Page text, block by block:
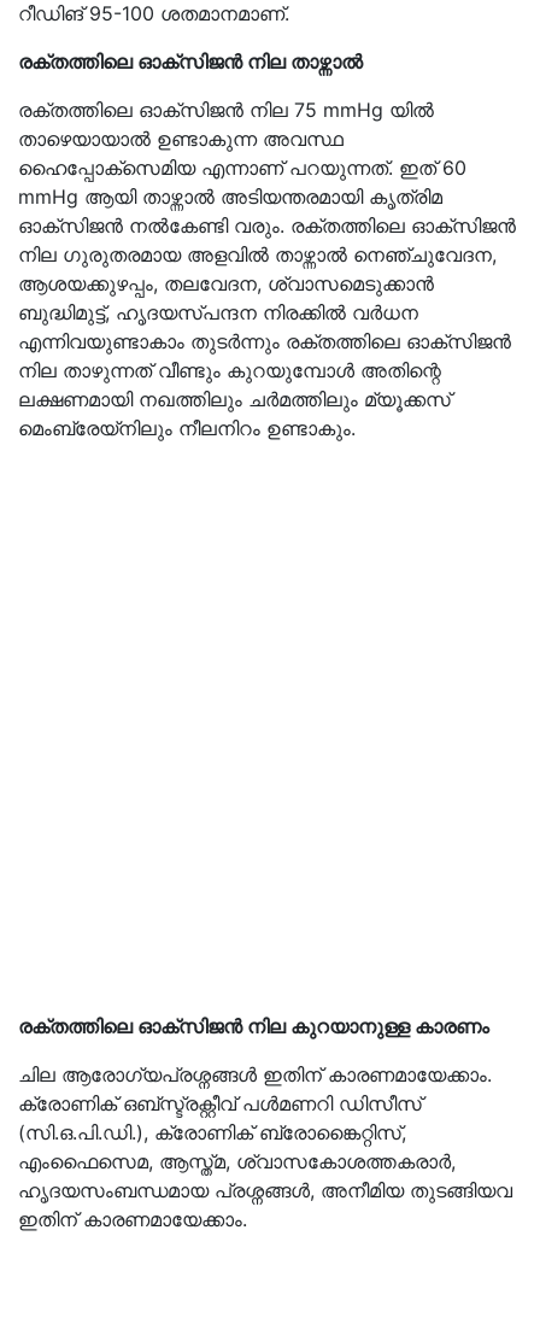
റീഡിങ് 95-100 ശതമാനമാണ്.
രക്തത്തിലെ ഓക്സിജൻ നില താഴ്ന്നാൽ
രക്തത്തിലെ ഓക്സിജൻ നില 75 mmHg യിൽ
താഴെയായാൽ ഉണ്ടാകുന്ന അവസ്ഥ
ഹൈപ്പോക്സെമിയ എന്നാണ് പറയുന്നത്. ഇത് 60
mmHg ആയി താഴ്ന്നാൽ അടിയന്തരമായി കൃത്രിമ
ഓക്സിജൻ നൽകേണ്ടി വരും. രക്തത്തിലെ ഓക്സിജൻ
നില ഗുരുതരമായ അളവിൽ താഴ്ന്നാൽ നെഞ്ചുവേദന,
ആശയക്കുഴപ്പം, തലവേദന, ശ്വാസമെടുക്കാൻ
ബുദ്ധിമുട്ട്, ഹൃദയസ്പന്ദന നിരക്കിൽ വർധന
എന്നിവയുണ്ടാകാം തുടർന്നും രക്തത്തിലെ ഓക്സിജൻ
നില താഴുന്നത് വീണ്ടും കുറയുമ്പോൾ അതിന്റെ
ലക്ഷണമായി നഖത്തിലും ചർമത്തിലും മ്യൂക്കസ്
മെംബ്രേയ്നിലും നീലനിറം ഉണ്ടാകും.
രക്തത്തിലെ ഓക്സിജൻ നില കുറയാനുള്ള കാരണം
ചില ആരോഗ്യപ്രശ്നങ്ങൾ ഇതിന് കാരണമായേക്കാം.
ക്രോണിക് ഒബ്സ്ട്രക്റ്റീവ് പൾമണറി ഡിസീസ്
(സി.ഒ.പി.ഡി.), ക്രോണിക് ബ്രോങ്കൈറ്റിസ്,
എംഫൈസെമ, ആസ്ത്മ, ശ്വാസകോശത്തകരാർ,
ഹൃദയസംബന്ധമായ പ്രശ്നങ്ങൾ, അനീമിയ തുടങ്ങിയവ
ഇതിന് കാരണമായേക്കാം.